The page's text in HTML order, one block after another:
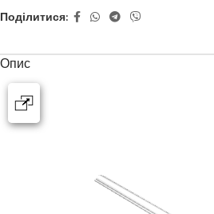
Поділитися:
Опис